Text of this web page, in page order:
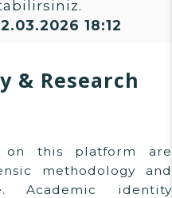
18:12
& Research
on this platform are
methodology and
Academic identity